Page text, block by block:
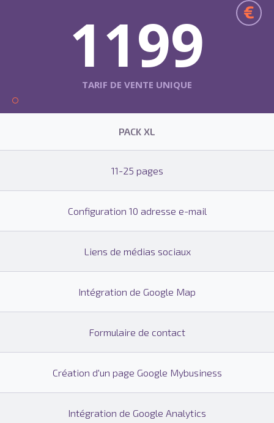
1199
TARIF DE VENTE UNIQUE
€
PACK XL
11-25 pages
Configuration 10 adresse e-mail
Liens de médias sociaux
Intégration de Google Map
Formulaire de contact
Création d'un page Google Mybusiness
Intégration de Google Analytics